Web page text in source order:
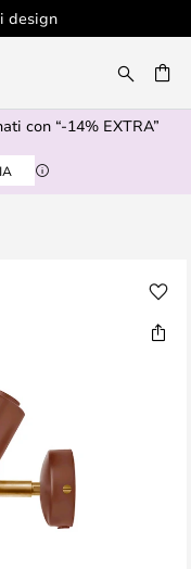
design
con “-14% EXTRA”